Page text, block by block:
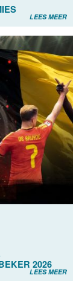
LEES MEER
2026
LEES MEER